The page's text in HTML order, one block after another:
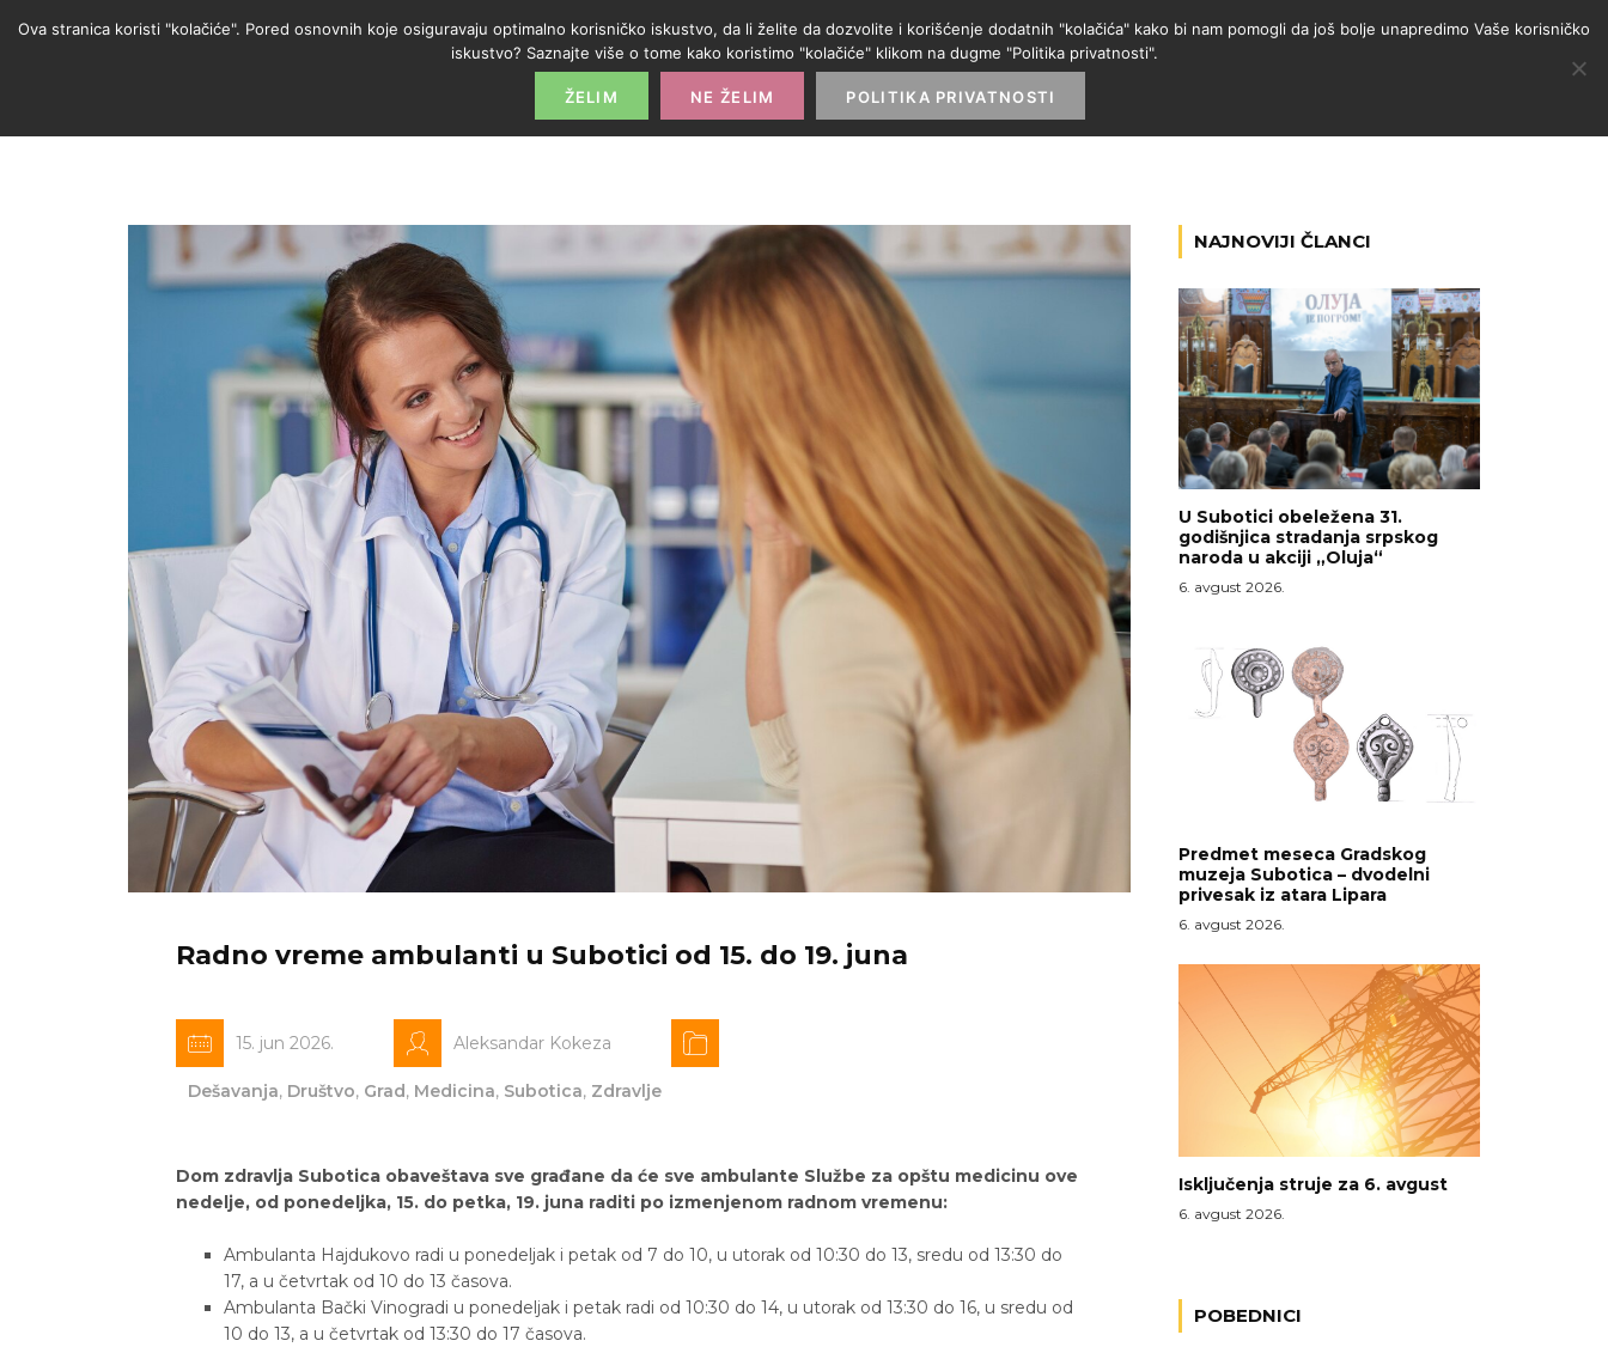
POČETNA PROMO IZLOG PARTNERI KATEGORIJE
Radno vreme ambulanti u Subotici od 15. do 19. juna
15. jun 2026. Aleksandar Kokeza
Dešavanja, Društvo, Grad , Medicina, Subotica, Zdravlje
Dom zdravlja Subotica obaveštava sve građane da će sve ambulante Službe za opštu medicinu ove
nedelje, od ponedeljka, 15. do petka, 19. juna raditi po izmenjenom radnom vremenu:
Ambulanta Hajdukovo radi u ponedeljak i petak od 7 do 10, u utorak od 10:30 do 13, sredu od 13:30 do
17, a u četvrtak od 10 do 13 časova.
Ambulanta Bački Vinogradi u ponedeljak i petak radi od 10:30 do 14, u utorak od 13:30 do 16, u sredu od
10 do 13, a u četvrtak od 13:30 do 17 časova.
NAJNOVIJI ČLANCI
U Subotici obeležena 31.
godišnjica stradanja srpskog
naroda u akciji „Oluja“
6. avgust 2026.
Predmet meseca Gradskog
muzeja Subotica – dvodelni
privesak iz atara Lipara
6. avgust 2026.
Isključenja struje za 6. avgust
6. avgust 2026.
POBEDNICI
Ova stranica koristi "kolačiće". Pored osnovnih koje osiguravaju optimalno korisničko iskustvo, da li želite da dozvolite i korišćenje dodatnih "kolačića" kako bi nam pomogli da još bolje unapredimo Vaše korisničko
iskustvo? Saznajte više o tome kako koristimo "kolačiće" klikom na dugme "Politika privatnosti".
ŽELIM NE ŽELIM POLITIKA PRIVATNOSTI